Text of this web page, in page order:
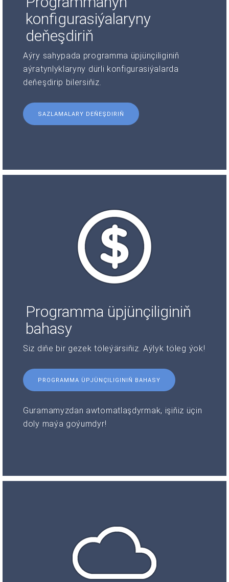
konfigurasiýalaryny
deňeşdiriň
Aýry sahypada programma üpjünçiliginiň
aýratynlyklaryny dürli konfigurasiýalarda
deňeşdirip bilersiňiz.
SAZLAMALARY DEŇEŞDIRIŇ
Programma üpjünçiliginiň
bahasy
Siz diňe bir gezek töleýärsiňiz. Aýlyk töleg ýok!
PROGRAMMA ÜPJÜNÇILIGINIŇ BAHASY
Guramamyzdan awtomatlaşdyrmak, işiňiz üçin
doly maýa goýumdyr!